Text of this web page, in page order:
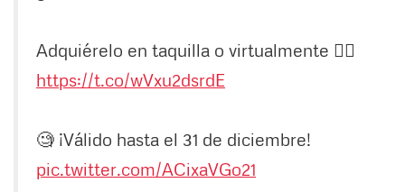
Adquiérelo en taquilla o virtualmente 👉🏻
https://t.co/wVxu2dsrdE
🧐 ¡Válido hasta el 31 de diciembre!
pic.twitter.com/ACixaVGo21